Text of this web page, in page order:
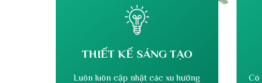
Chuyên tổ chức sinh nhật, họp lớp, hội nghị, khách
đoàn sở ban ngành, tour, gala diner. Quý khách muốn
tổ chức party với một không gian riêng tư..